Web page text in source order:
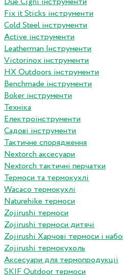
Fix it Sticks інструменти
Сold Steel інструменти
Active інструменти
Leatherman Інструменти
Victorinox інструменти
HX Outdoors інструменти
Benchmade інструменти
Boker інструменти
Техніка
Електроінструменти
Садові інструменти
Тактичне спорядження
Nextorch аксесуари
Nextorch тактичні перчатки
Термоси та термокухлі
Wacaco термокухлі
Naturehike термоси
Zojirushi термоси
Zojirushi термоси дитячі
Zojirushi Харчові термоси і
Zojirushi термокухоль
Аксесуари для термопродукціі
SKIF Outdoor термоси